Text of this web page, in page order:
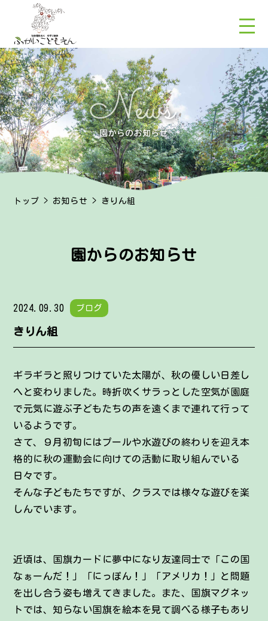
トップ > お知らせ > きりん組
園からのお知らせ
2024.09.30 ブログ
きりん組
ギラギラと照りつけていた太陽が、秋の優しい日差し
へと変わりました。時折吹くサラっとした空気が園庭
で元気に遊ぶ子どもたちの声を遠くまで連れて行って
いるようです。
さて、９月初旬にはプールや水遊びの終わりを迎え本
格的に秋の運動会に向けての活動に取り組んでいる
日々です。
そんな子どもたちですが、クラスでは様々な遊びを楽
しんでいます。
近頃は、国旗カードに夢中になり友達同士で「この国
なぁーんだ！」「にっぽん！」「アメリカ！」と問題
を出し合う姿も増えてきました。また、国旗マグネッ
トでは、知らない国旗を絵本を見て調べる様子もあり